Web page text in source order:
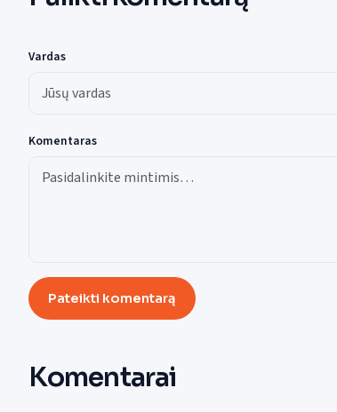
Vardas
Komentaras
Pateikti komentarą
Komentarai